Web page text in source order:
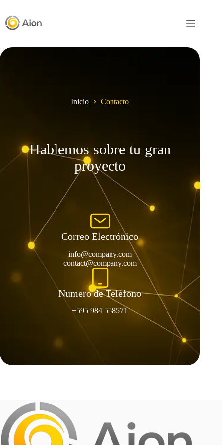
Inicio Contacto
Hablemos sobre tu gran
proyecto
Correo Electrónico
info@company.com
contact@company.com
Numero de Teléfono
+595 984 558571